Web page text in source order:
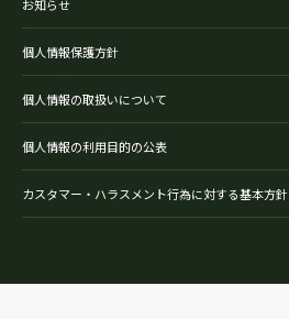
お知らせ
個人情報保護方針
個人情報の取扱いについて
個人情報の利用目的の公表
カスタマー・ハラスメント行為に対する基本方針